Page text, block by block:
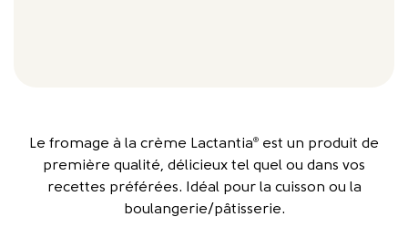
Le fromage à la crème Lactantia®
est un produit de
première qualité, délicieux tel quel ou dans vos
recettes préférées. Idéal pour la cuisson ou la
boulangerie/pâtisserie.